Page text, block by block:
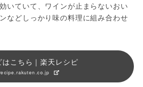
いていて、ワインが止まらないおい
などしっかり味の料理に組み合わせ
はこちら｜楽天レシピ